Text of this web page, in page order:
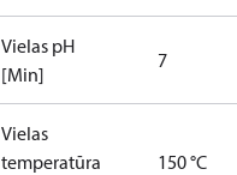
Vielas pH
[Min]
7
Vielas
temperatūra
150 °C